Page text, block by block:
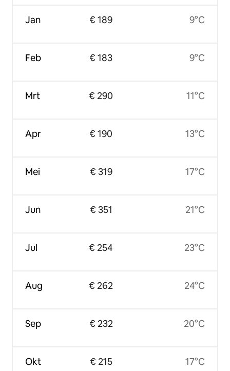
Jan
Feb
Mrt
Apr
Mei
Jun
Jul
Aug
Sep
Okt
€ 189
€ 183
€ 290
€ 190
€ 319
€ 351
€ 254
€ 262
€ 232
€ 215
9°C
9°C
11°C
13°C
17°C
21°C
23°C
24°C
20°C
17°C